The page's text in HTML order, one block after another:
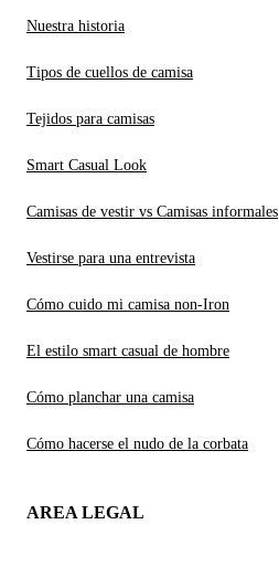
Nuestra historia
Tipos de cuellos de camisa
Tejidos para camisas
Smart Casual Look
Camisas de vestir vs Camisas informales
Vestirse para una entrevista
Cómo cuido mi camisa non-Iron
El estilo smart casual de hombre
Cómo planchar una camisa
Cómo hacerse el nudo de la corbata
AREA LEGAL